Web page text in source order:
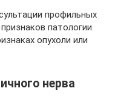
профильных
патологии
опухоли или
нерва